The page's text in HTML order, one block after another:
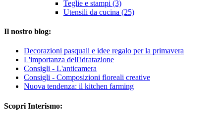
Teglie e stampi (3)
Utensili da cucina (25)
Il nostro blog:
Decorazioni pasquali e idee regalo per la primavera
L'importanza dell'idratazione
Consigli - L'anticamera
Consigli - Composizioni floreali creative
Nuova tendenza: il kitchen farming
Scopri Interismo: